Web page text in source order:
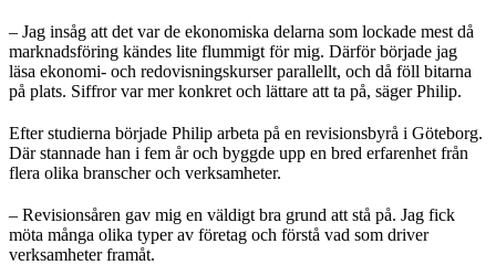
– Jag insåg att det var de ekonomiska delarna som lockade mest då
marknadsföring kändes lite flummigt för mig. Därför började jag
läsa ekonomi- och redovisningskurser parallellt, och då föll bitarna
på plats. Siffror var mer konkret och lättare att ta på, säger Philip.
Efter studierna började Philip arbeta på en revisionsbyrå i Göteborg.
Där stannade han i fem år och byggde upp en bred erfarenhet från
flera olika branscher och verksamheter.
– Revisionsåren gav mig en väldigt bra grund att stå på. Jag fick
möta många olika typer av företag och förstå vad som driver
verksamheter framåt.